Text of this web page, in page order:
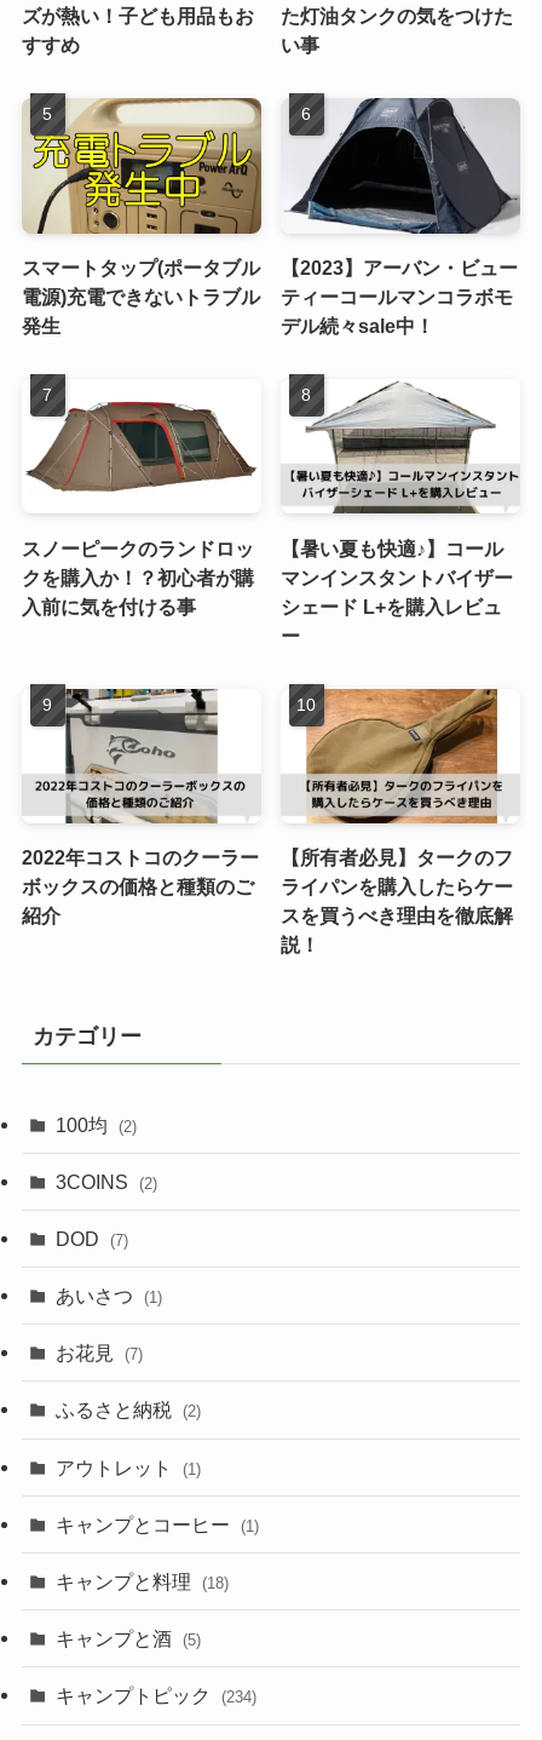
ズが熱い！子ども用品もお
すすめ
た灯油タンクの気をつけた
い事
スマートタップ(ポータブル
電源)充電できないトラブル
発生
【2023】アーバン・ビュー
ティーコールマンコラボモ
デル続々sale中！
スノーピークのランドロッ
クを購入か！？初心者が購
入前に気を付ける事
【暑い夏も快適♪】コール
マンインスタントバイザー
シェード L+を購入レビュ
ー
2022年コストコのクーラー
ボックスの価格と種類のご
紹介
【所有者必見】タークのフ
ライパンを購入したらケー
スを買うべき理由を徹底解
説！
カテゴリー
100均 (2)
3COINS (2)
DOD (7)
あいさつ (1)
お花見 (7)
ふるさと納税 (2)
アウトレット (1)
キャンプとコーヒー (1)
キャンプと料理 (18)
キャンプと酒 (5)
キャンプトピック (234)